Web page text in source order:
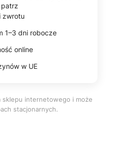
zwrotu
1–3 dni robocze
online
w UE
sklepu internetowego i może
stacjonarnych.